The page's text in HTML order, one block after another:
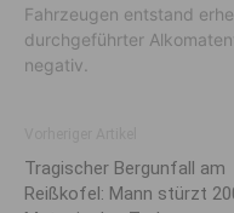
Fahrzeugen entstand
durchgeführter
negativ.
Tragischer Bergunfall am
Reißkofel: Mann stürzt